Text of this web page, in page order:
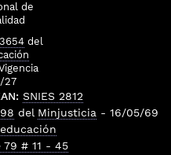
de
del
27
SNIES 2812
del Minjusticia - 16/05/69
79 # 11 - 45